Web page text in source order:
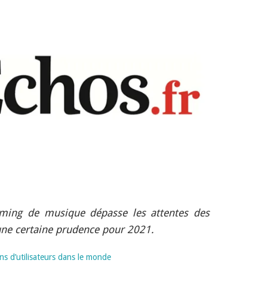
de musique dépasse les attentes des
certaine prudence pour 2021.
d’utilisateurs dans le monde